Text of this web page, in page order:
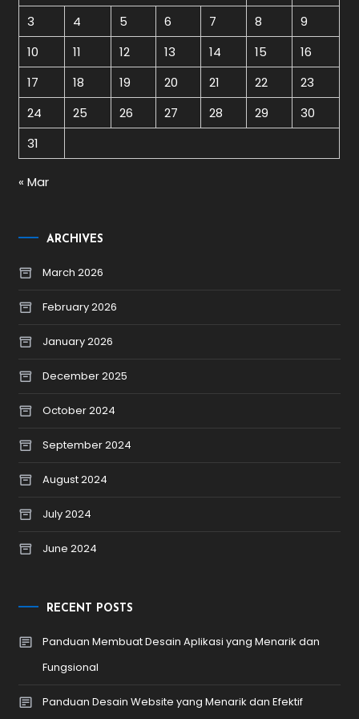
3
4 5 6 7 8
9
10
11 12 13 14 15
16
17
18 19 20 21 22
23
24
25 26 27 28 29
30
31
« Mar
ARCHIVES
March 2026
February 2026
January 2026
December 2025
October 2024
September 2024
August 2024
July 2024
June 2024
RECENT POSTS
Panduan Membuat Desain Aplikasi yang Menarik dan
Fungsional
Panduan Desain Website yang Menarik dan Efektif